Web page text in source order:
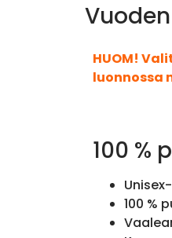
HUOM!
luonnossa
100 %
100 %